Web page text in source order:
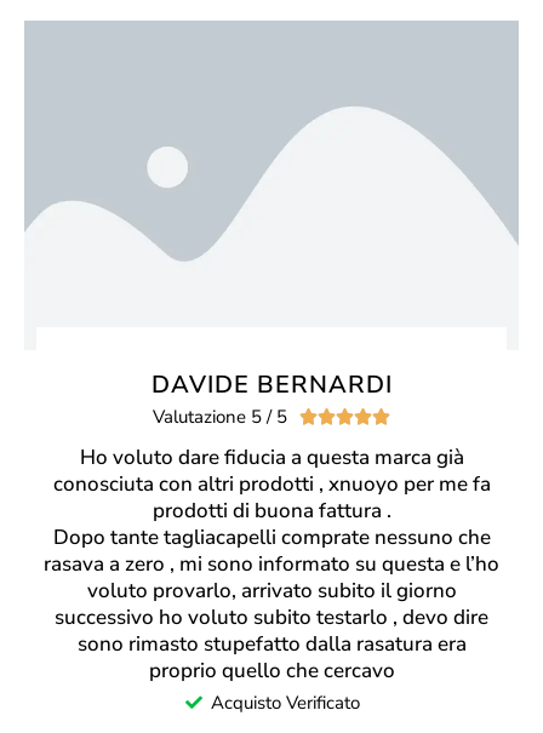
DAVIDE BERNARDI
Valutazione 5 / 5 
Ho voluto dare fiducia a questa marca già
conosciuta con altri prodotti , xnuoyo per me fa
prodotti di buona fattura .
Dopo tante tagliacapelli comprate nessuno che
rasava a zero , mi sono informato su questa e l’ho
voluto provarlo, arrivato subito il giorno
successivo ho voluto subito testarlo , devo dire
sono rimasto stupefatto dalla rasatura era
proprio quello che cercavo
Acquisto Verificato